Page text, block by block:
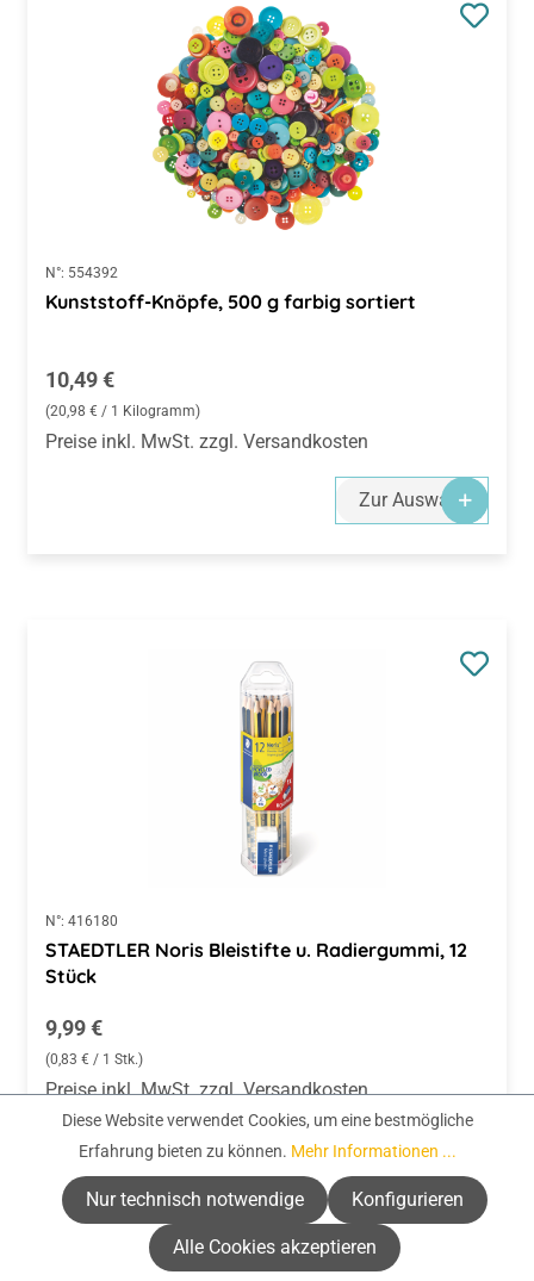
N°: 554392
Kunststoff-Knöpfe, 500 g farbig sortiert
Regulärer Preis:
10,49 €
(20,98 € / 1 Kilogramm)
Preise inkl. MwSt. zzgl. Versandkosten
Zur Auswahl
N°: 416180
STAEDTLER Noris Bleistifte u. Radiergummi, 12
Stück
Regulärer Preis:
9,99 €
(0,83 € / 1 Stk.)
Preise inkl. MwSt. zzgl. Versandkosten
+ In den Warenkorb
Diese Website verwendet Cookies, um eine bestmögliche
Erfahrung bieten zu können. Mehr Informationen ...
Nur technisch notwendige Konfigurieren
Alle Cookies akzeptieren